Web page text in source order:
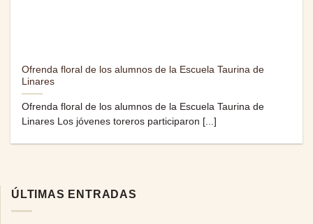
Ofrenda floral de los alumnos de la Escuela Taurina de
Linares
Ofrenda floral de los alumnos de la Escuela Taurina de
Linares Los jóvenes toreros participaron [...]
ÚLTIMAS ENTRADAS